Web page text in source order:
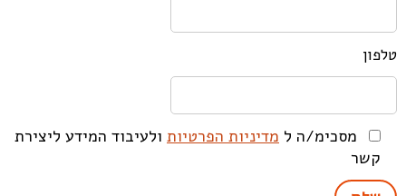
טלפון
מסכימ/ה ל מדיניות הפרטיות ולעיבוד המידע ליצירת
קשר